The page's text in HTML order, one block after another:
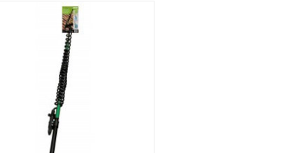
Matabi telescopische lans voor
dakreiniging of moeilijk bereikbare
plaatsen.
Een unieke en gebruiksvriendelijke
uitkomst.
Leverbaar in 5.4 meter
Ook leverbaar in 3.2 meter
TOEVOEGEN AAN WINKELWAGEN